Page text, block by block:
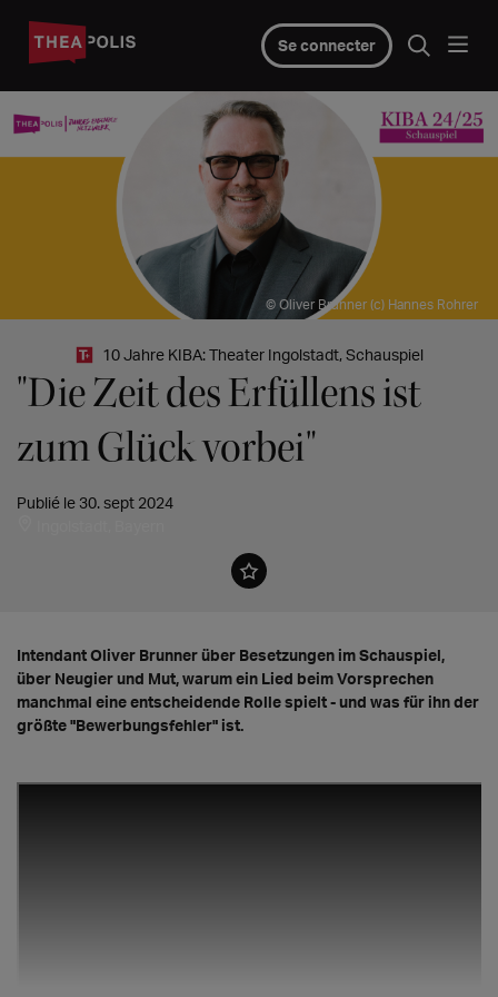
Se connecter
© Oliver Brunner (c) Hannes Rohrer
10 Jahre KIBA: Theater Ingolstadt, Schauspiel
"Die Zeit des Erfüllens ist
zum Glück vorbei"
Publié le 30. sept 2024
Intendant Oliver Brunner über Besetzungen im Schauspiel,
über Neugier und Mut, warum ein Lied beim Vorsprechen
manchmal eine entscheidende Rolle spielt - und was für ihn der
größte "Bewerbungsfehler" ist.